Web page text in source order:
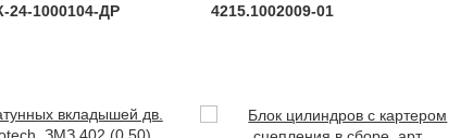
24-1000104-ДР
4215.1002009-01